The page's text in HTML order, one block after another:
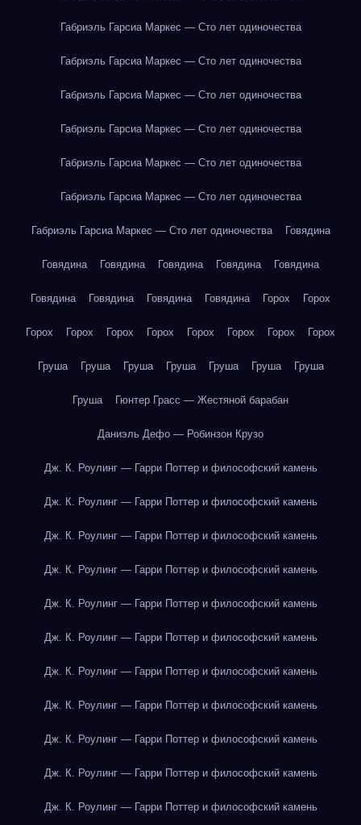
Габриэль Гарсиа Маркес — Сто лет одиночества
Габриэль Гарсиа Маркес — Сто лет одиночества
Габриэль Гарсиа Маркес — Сто лет одиночества
Габриэль Гарсиа Маркес — Сто лет одиночества
Габриэль Гарсиа Маркес — Сто лет одиночества
Габриэль Гарсиа Маркес — Сто лет одиночества
Габриэль Гарсиа Маркес — Сто лет одиночества Говядина
Говядина Говядина Говядина Говядина Говядина
Говядина Говядина Говядина Говядина Горох Горох
Горох Горох Горох Горох Горох Горох Горох Горох
Груша Груша Груша Груша Груша Груша Груша
Груша Гюнтер Грасс — Жестяной барабан
Даниэль Дефо — Робинзон Крузо
Дж. К. Роулинг — Гарри Поттер и философский камень
Дж. К. Роулинг — Гарри Поттер и философский камень
Дж. К. Роулинг — Гарри Поттер и философский камень
Дж. К. Роулинг — Гарри Поттер и философский камень
Дж. К. Роулинг — Гарри Поттер и философский камень
Дж. К. Роулинг — Гарри Поттер и философский камень
Дж. К. Роулинг — Гарри Поттер и философский камень
Дж. К. Роулинг — Гарри Поттер и философский камень
Дж. К. Роулинг — Гарри Поттер и философский камень
Дж. К. Роулинг — Гарри Поттер и философский камень
Дж. К. Роулинг — Гарри Поттер и философский камень